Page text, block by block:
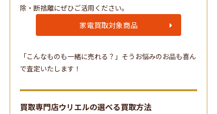
除・断捨離にぜひご活用ください。
家電買取対象商品
「こんなものも一緒に売れる？」そうお悩みのお品も喜ん
で査定いたします！
買取専門店ウリエルの選べる買取方法